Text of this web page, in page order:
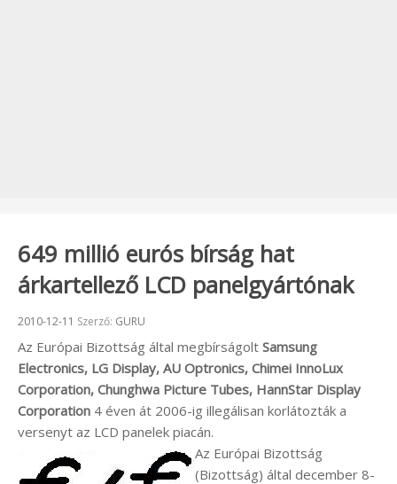
649 millió eurós bírság hat
árkartellező LCD panelgyártónak
Beküldve:
2010-12-11 Szerző: GURU
Az Európai Bizottság által megbírságolt Samsung
Electronics, LG Display, AU Optronics, Chimei InnoLux
Corporation, Chunghwa Picture Tubes, HannStar Display
Corporation 4 éven át 2006-ig illegálisan korlátozták a
versenyt az LCD panelek piacán.
Az Európai Bizottság
(Bizottság) által december 8-